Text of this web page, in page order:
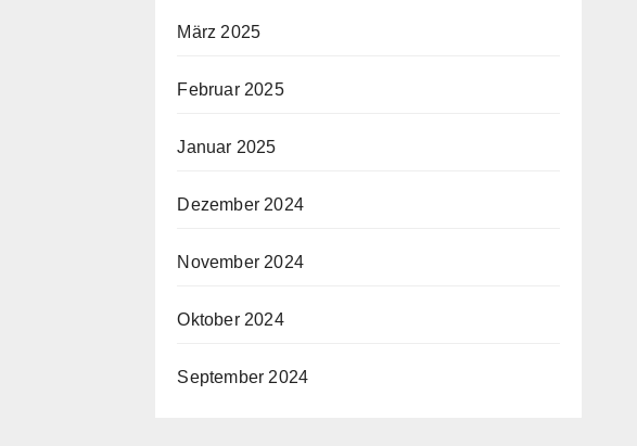
März 2025
Februar 2025
Januar 2025
Dezember 2024
November 2024
Oktober 2024
September 2024